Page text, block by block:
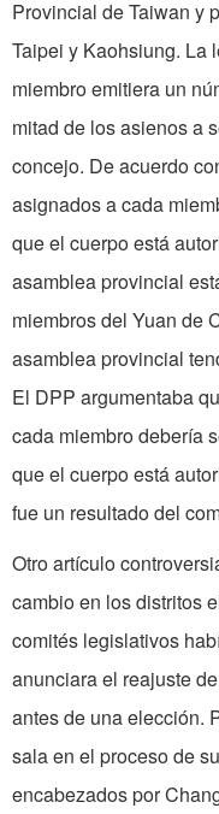
Provincial de Taiwan y
Taipei y Kaohsiung. La
miembro emitiera un
mitad de los asienos a
concejo. De acuerdo
asignados a cada
que el cuerpo está
asamblea provincial
miembros del Yuan de
asamblea provincial
El DPP argumentaba
cada miembro debería
que el cuerpo está
fue un resultado del
Otro artículo
cambio en los distritos
comités legislativos
anunciara el reajuste
antes de una elección.
sala en el proceso de
encabezados por